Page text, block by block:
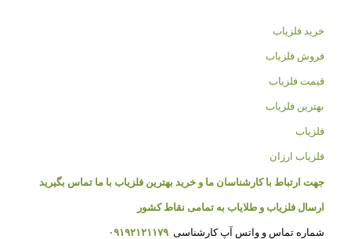
خرید فلزیاب
فروش فلزیاب
قیمت فلزیاب
بهترین فلزیاب
فلزیاب
فلزیاب ارزان
جهت ارتباط با کارشناسان ما و خرید بهترین فلزیاب با ما تماس بگیرید
ارسال فلزیاب و طلایاب به تمامی نقاط کشور
شماره تماس و واتس آپ کارشناسی ۰۹۱۹۲۱۲۱۱۷۹